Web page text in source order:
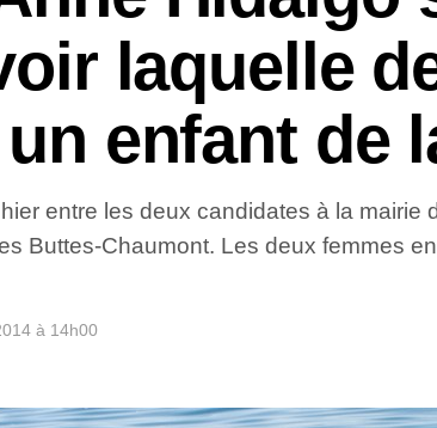
laquelle
enfant de
entre les deux candidates à la
Buttes-Chaumont. Les deux femmes
à 14h00